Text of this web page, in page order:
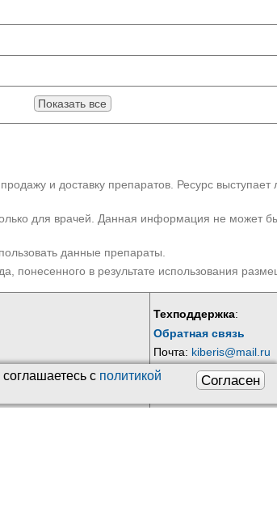
Согласен
с политикой
Показать все
и доставку препаратов. Ресурс
для врачей. Данная информация не может
данные препараты.
понесенного в результате использования
Техподдержка:
Обратная связь
Почта: kiberis@mail.ru